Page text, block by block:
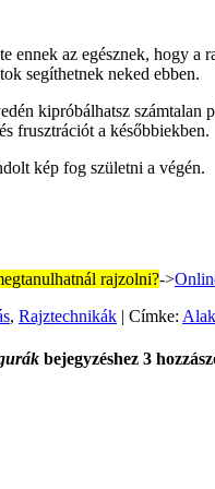
ennek az egésznek, hogy
segíthetnek neked ebben.
kipróbálhatsz
frusztrációt a későbbiekben.
kép fog születni a végén.
rajzolni?->
, Rajztechnikák | Címke:
bejegyzéshez 3